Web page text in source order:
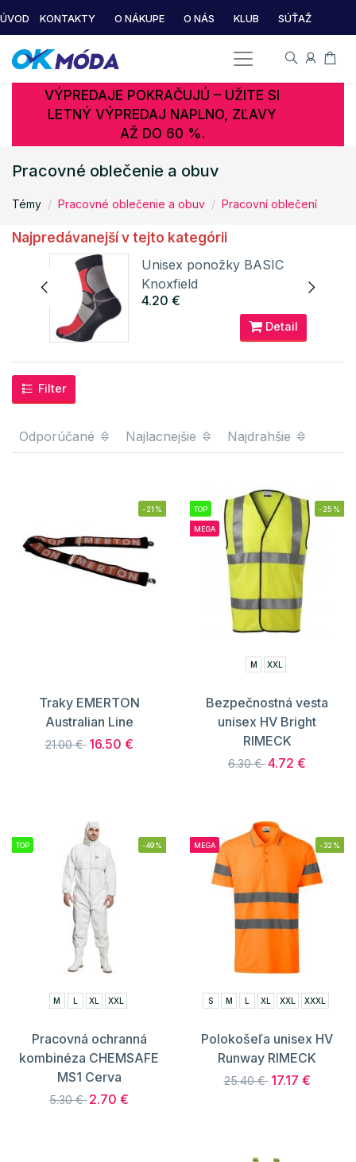
ÚVOD KONTAKTY O NÁKUPE O NÁS KLUB SÚŤAŽ
VÝPREDAJE POKRAČUJÚ – UŽITE SI
LETNÝ VÝPREDAJ NAPLNO, ZĽAVY
AŽ DO 60 %.
Pracovné oblečenie a obuv
Témy Pracovné oblečenie a obuv Pracovní oblečení
Najpredávanejší v tejto kategórii
Unisex ponožky BASIC
Knoxfield
4.20 €
Detail
Filter
Odporúčané Najlacnejšie Najdrahšie
-21%
Traky EMERTON
Australian Line
21.00 € 16.50 €
TOP
MEGA
-25%
M XXL
Bezpečnostná vesta
unisex HV Bright
RIMECK
6.30 €4.72 €
TOP -49%
M L XL XXL
Pracovná ochranná
kombinéza CHEMSAFE
MS1 Cerva
5.30 € 2.70 €
MEGA -32%
S M L XL XXL XXXL
Polokošeľa unisex HV
Runway RIMECK
25.40 € 17.17 €